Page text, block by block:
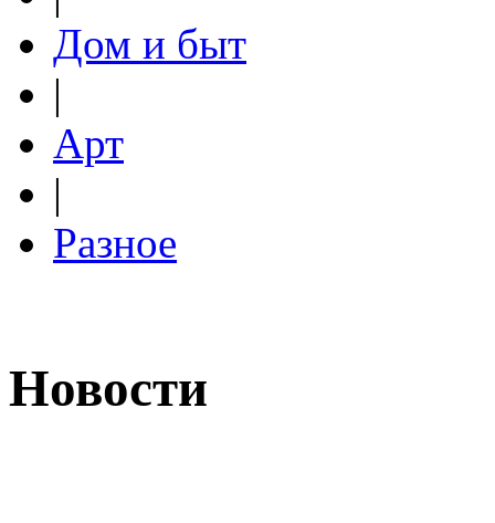
Дом и быт
|
Арт
|
Разное
Новости